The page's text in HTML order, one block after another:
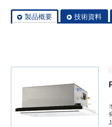
製品概要 技術資料